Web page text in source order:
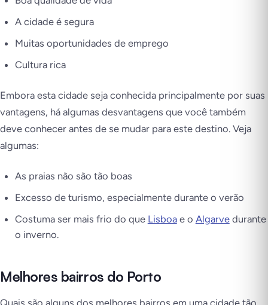
A cidade é segura
Muitas oportunidades de emprego
Cultura rica
Embora esta cidade seja conhecida principalmente por suas
vantagens, há algumas desvantagens que você também
deve conhecer antes de se mudar para este destino. Veja
algumas:
As praias não são tão boas
Excesso de turismo, especialmente durante o verão
Costuma ser mais frio do que Lisboae o Algarvedurante
o inverno.
Melhores bairros do Porto
Quais são alguns dos melhores bairros em uma cidade tão